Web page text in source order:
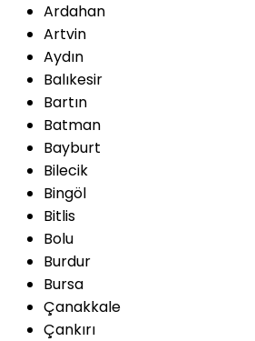
Ardahan
Artvin
Aydın
Balıkesir
Bartın
Batman
Bayburt
Bilecik
Bingöl
Bitlis
Bolu
Burdur
Bursa
Çanakkale
Çankırı